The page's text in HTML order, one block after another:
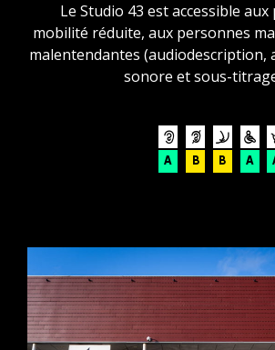
Le Studio 43 est accessible
mobilité réduite, aux personnes
malentendantes (audiodescription,
sonore et sous-